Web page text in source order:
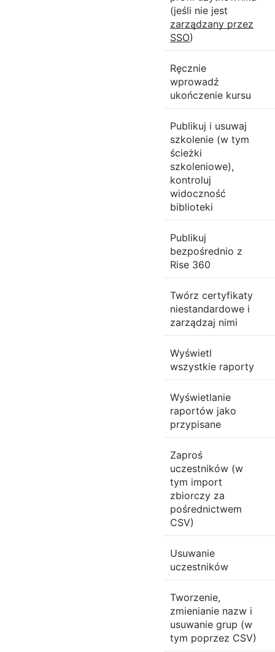
(jeśli nie jest
zarządzany przez
SSO)
Ręcznie
wprowadź
ukończenie kursu
Publikuj i usuwaj
szkolenie (w tym
ścieżki
szkoleniowe),
kontroluj
widoczność
biblioteki
Publikuj
bezpośrednio z
Rise 360
Twórz certyfikaty
niestandardowe i
zarządzaj nimi
Wyświetl
wszystkie raporty
Wyświetlanie
raportów jako
przypisane
Zaproś
uczestników (w
tym import
zbiorczy za
pośrednictwem
CSV)
Usuwanie
uczestników
Tworzenie,
zmienianie nazw i
usuwanie grup (w
tym poprzez CSV)